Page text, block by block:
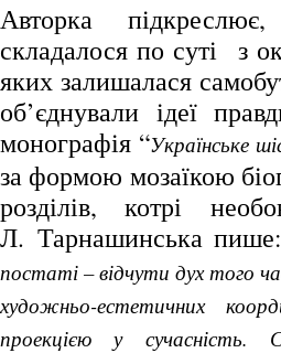
Авторка
складалося по суті з
яких залишалася
об’єднували ідеї
монографія “Українське
за формою мозаїкою
розділів, котрі
Л. Тарнашинська
постаті – відчути дух того
художньо-естетичних
проекцією у сучасність.